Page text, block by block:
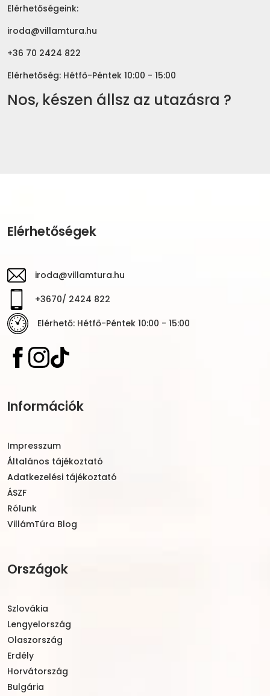
Elérhetőségeink:
iroda@villamtura.hu
+36 70 2424 822
Elérhetőség: Hétfő-Péntek 10:00 - 15:00
Nos, készen állsz az utazásra ?
Elérhetőségek
iroda@villamtura.hu
+3670/ 2424 822
Elérhető: Hétfő-Péntek 10:00 - 15:00
Információk
Impresszum
Általános tájékoztató
Adatkezelési tájékoztató
ÁSZF
Rólunk
VillámTúra Blog
Országok
Szlovákia
Lengyelország
Olaszország
Erdély
Horvátország
Bulgária